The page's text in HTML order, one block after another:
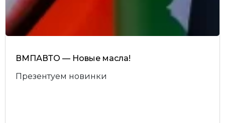
ВМПАВТО — Новые масла!
Презентуем новинки